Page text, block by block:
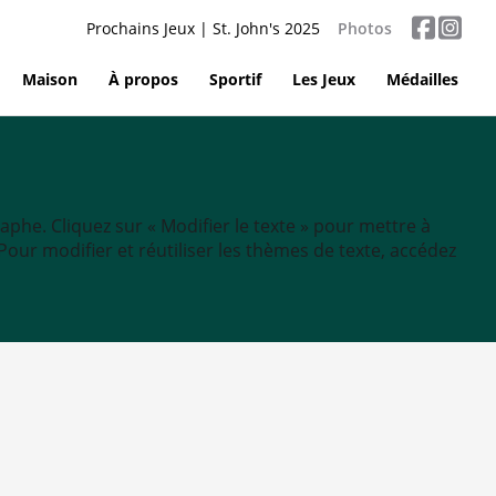
Prochains Jeux | St. John's 2025 Photos
Maison À propos Sportif Les Jeux Médailles
Cliquez sur « Modifier le texte » pour mettre à
modifier et réutiliser les thèmes de texte, accédez